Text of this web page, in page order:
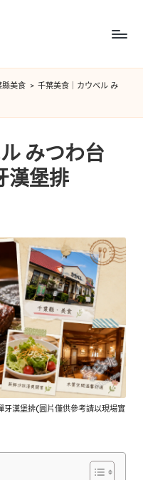
縣美食 > 千葉美食｜カウベル み
みつわ台
漢堡排
牙漢堡排(圖片僅供參考請以現場實